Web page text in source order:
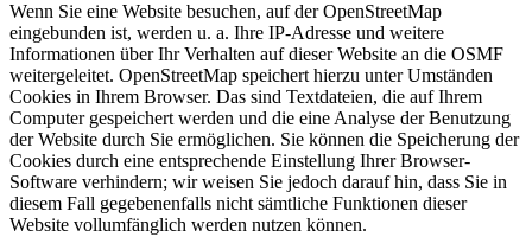
Wenn Sie eine Website besuchen, auf der OpenStreetMap
eingebunden ist, werden u. a. Ihre IP-Adresse und weitere
Informationen über Ihr Verhalten auf dieser Website an die OSMF
weitergeleitet. OpenStreetMap speichert hierzu unter Umständen
Cookies in Ihrem Browser. Das sind Textdateien, die auf Ihrem
Computer gespeichert werden und die eine Analyse der Benutzung
der Website durch Sie ermöglichen. Sie können die Speicherung der
Cookies durch eine entsprechende Einstellung Ihrer Browser-
Software verhindern; wir weisen Sie jedoch darauf hin, dass Sie in
diesem Fall gegebenenfalls nicht sämtliche Funktionen dieser
Website vollumfänglich werden nutzen können.